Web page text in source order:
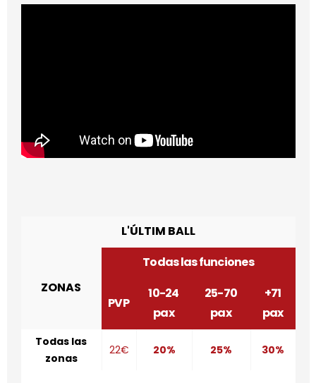
L'ÚLTIM BALL
ZONAS
Todas las funciones
PVP
10-24
pax
25-70
pax
+71
pax
Todas las
zonas
22€ 20% 25% 30%